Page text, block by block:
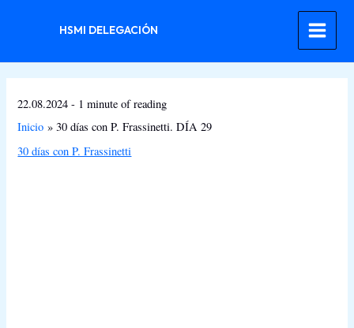
HSMI DELEGACIÓN
22.08.2024- 1 minute of reading
Inicio
30 días con P. Frassinetti. DÍA 29
30 días con P. Frassinetti